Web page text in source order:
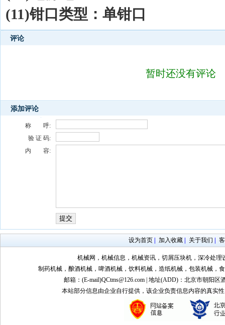
(11)钳口类型：单钳口
评论
暂时还没有评论
添加评论
称 呼:
验 证 码:
内 容:
设为首页 加入收藏 关于我们
机械网，机械信息，机械资讯，切屑压块机，深冷处
制药机械，酿酒机械，啤酒机械，饮料机械，造纸机械，包装机械，
邮箱：(E-mail)QCtms@126.com | 地址(ADD)：北京市朝阳
本站部分信息由企业自行提供，该企业负责信息内容的真实